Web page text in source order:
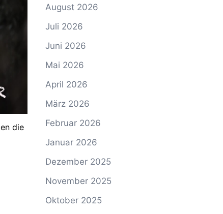
die
August 2026
Juli 2026
Juni 2026
Mai 2026
April 2026
März 2026
Februar 2026
Januar 2026
Dezember 2025
November 2025
Oktober 2025